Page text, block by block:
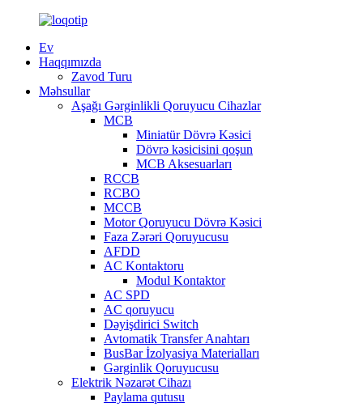
Ev
Haqqımızda
Zavod Turu
Məhsullar
Aşağı Gərginlikli Qoruyucu Cihazlar
MCB
Miniatür Dövrə Kəsici
Dövrə kəsicisini qoşun
MCB Aksesuarları
RCCB
RCBO
MCCB
Motor Qoruyucu Dövrə Kəsici
Faza Zərəri Qoruyucusu
AFDD
AC Kontaktoru
Modul Kontaktor
AC SPD
AC qoruyucu
Dəyişdirici Switch
Avtomatik Transfer Anahtarı
BusBar İzolyasiya Materialları
Gərginlik Qoruyucusu
Elektrik Nəzarət Cihazı
Paylama qutusu